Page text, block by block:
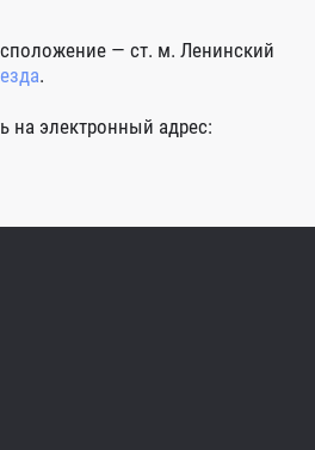
— ст. м. Ленинский
.
на электронный адрес: